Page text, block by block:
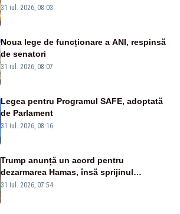
31 iul. 2026, 08:03
Noua lege de funcționare a ANI, respinsă
de senatori
31 iul. 2026, 08:07
Legea pentru Programul SAFE, adoptată
de Parlament
31 iul. 2026, 08:16
Trump anunță un acord pentru
dezarmarea Hamas, însă sprijinul
Israelului rămâne incert
31 iul. 2026, 07:54